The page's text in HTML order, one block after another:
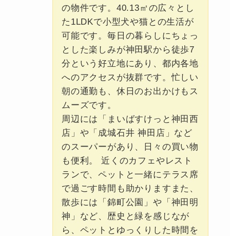
の物件です。40.13㎡の広々とし
た1LDKで小型犬や猫との生活が
可能です。毎日の暮らしにちょっ
とした楽しみが神田駅から徒歩7
分という好立地にあり、都内各地
へのアクセスが抜群です。忙しい
朝の通勤も、休日のお出かけもス
ムーズです。
周辺には「まいばすけっと神田西
店」や「成城石井 神田店」など
のスーパーがあり、日々の買い物
も便利。 近くのカフェやレスト
ランで、ペットと一緒にテラス席
で過ごす時間も助かりますまた、
散歩には「錦町公園」や「神田明
神」など、歴史と緑を感じなが
ら、ペットとゆっくりした時間を